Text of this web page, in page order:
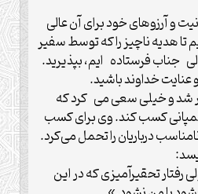
و آرزوهای خود برای آن عالی
هدیه ناچیز را که توسط سفیر
جناب فرستاده ایم، بپذیرید.
عنایت خداوند باشید.
شد و خیلی سعی می کرد که
کمپانی کسب کند. وی برای کسب
درباریان را تحمل می‌کرد.
تحقیرآمیزی که در این